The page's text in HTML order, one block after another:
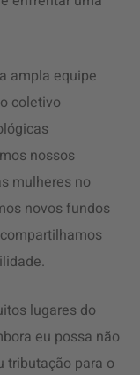
ampla equipe
coletivo
nossos
mulheres no
novos fundos
lugares do
eu possa não
tributação para o